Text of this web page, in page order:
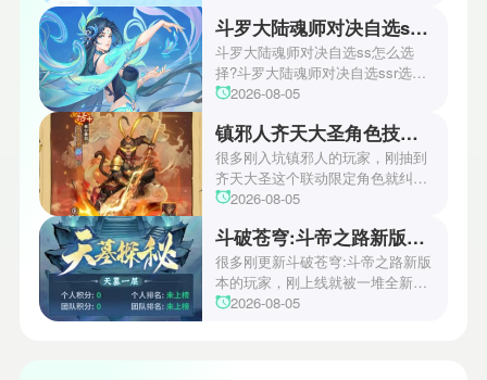
可以获得相应的福利，包含各种稀
有资源，道具和兑换券等等，其中
深渊副本算是难度比较高的副本，
迄今为止能够满星通关的玩家很
坏因缘精灵满星深渊通关攻略，不
要错过了!
斗罗大陆魂师对决自选ssr选择攻略
斗罗大陆魂师对决自选ss怎么选
择?斗罗大陆魂师对决自选ssr选择
斗罗大陆魂师对决游戏中拥有超多
SSR级角色，那么玩家该怎么选择
呢?今天小编这里为大家带来了斗罗
大陆魂师对决自选ssr选择推荐，从
控制系，辅助系，强攻系和敏攻系
级角色玩家赶紧来看看吧。
2026-08-05
镇邪人齐天大圣角色技能如何
很多刚入坑镇邪人的玩家，刚抽到
齐天大圣这个联动限定角色就纠结
要不要花资源拉满，有人说他群攻
也有人把他练满后在地宫副本里乱
杀，关于他的技能强度争议一直没
停过。小编把他全技能的实战细节
全测了一遍，今天就给大家详细讲
2026-08-05
斗破苍穹:斗帝之路新版本全新玩法有哪些
很多刚更新斗破苍穹:斗帝之路新版
本的玩家，刚上线就被一堆全新玩
法搞得摸不着头脑，小编把本次版
2026-08-05